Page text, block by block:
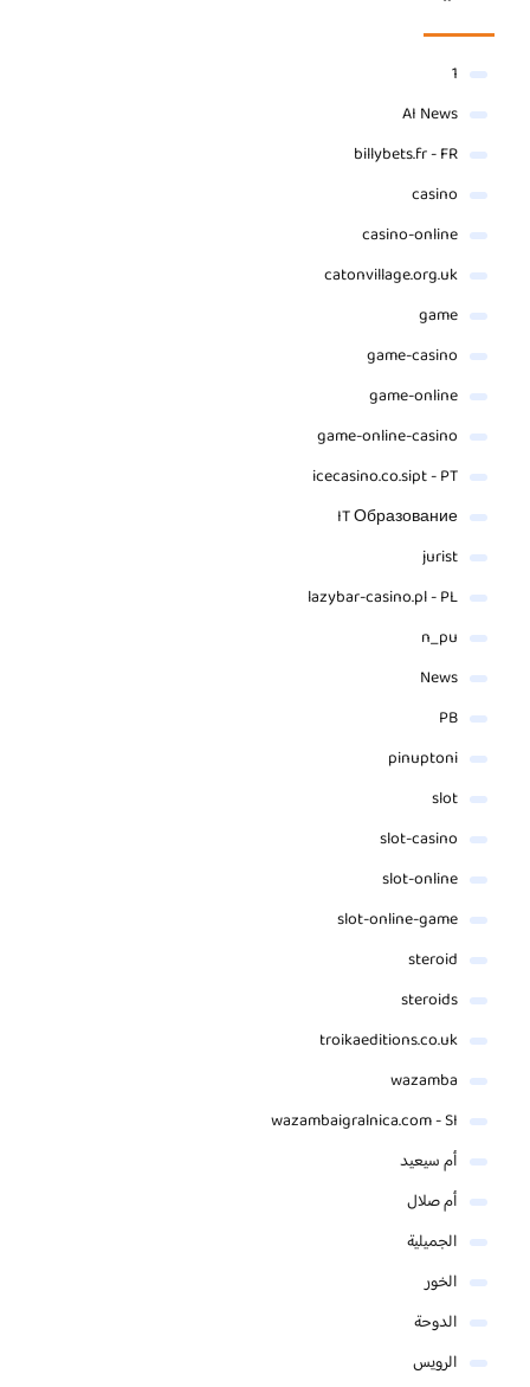
1
AI News
billybets.fr - FR
casino
casino-online
catonvillage.org.uk
game
game-casino
game-online
game-online-casino
icecasino.co.sipt - PT
IT Образование
jurist
lazybar-casino.pl - PL
n_pu
News
PB
pinuptoni
slot
slot-casino
slot-online
slot-online-game
steroid
steroids
troikaeditions.co.uk
wazamba
wazambaigralnica.com - SI
أم سيعيد
أم صلال
الجميلية
الخور
الدوحة
الرويس